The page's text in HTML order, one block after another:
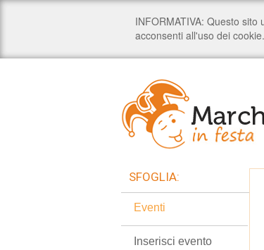
SFOGLIA:
Eventi
Inserisci evento